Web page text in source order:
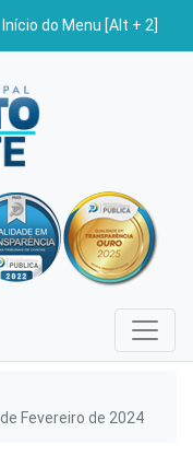
Início do Menu [Alt + 2]
Fevereiro de 2024